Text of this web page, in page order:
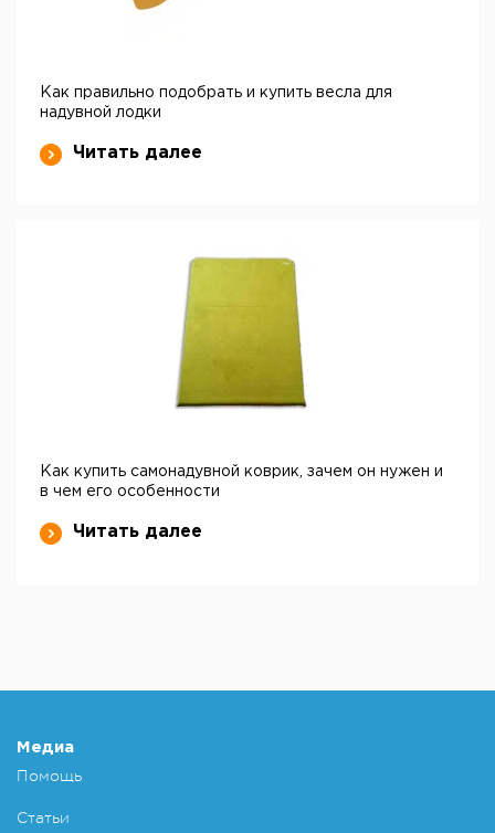
Как правильно подобрать и купить весла для
надувной лодки
Читать далее
Как купить самонадувной коврик, зачем он нужен и
в чем его особенности
Читать далее
Медиа
Помощь
Статьи